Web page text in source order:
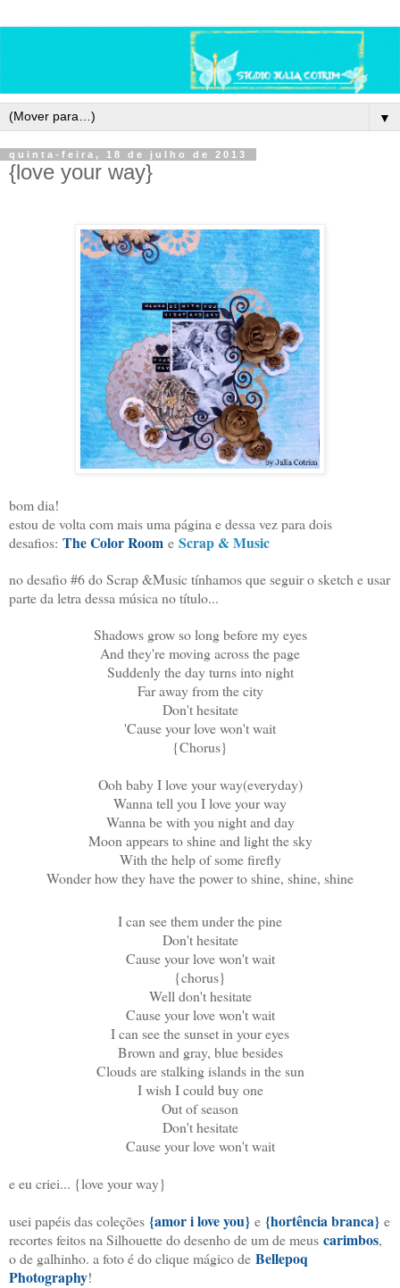
▼
quinta-feira, 18 de julho de 2013
{love your way}
bom dia!
estou de volta com mais uma página e dessa vez para dois
desafios: The Color Room e Scrap & Music
no desafio #6 do Scrap &Music tínhamos que seguir o sketch e usar
parte da letra dessa música no título...
Shadows grow so long before my eyes
And they're moving across the page
Suddenly the day turns into night
Far away from the city
Don't hesitate
'Cause your love won't wait
{Chorus}
Ooh baby I love your way(everyday)
Wanna tell you I love your way
Wanna be with you night and day
Moon appears to shine and light the sky
With the help of some firefly
Wonder how they have the power to shine, shine, shine
I can see them under the pine
Don't hesitate
Cause your love won't wait
{chorus}
Well don't hesitate
Cause your love won't wait
I can see the sunset in your eyes
Brown and gray, blue besides
Clouds are stalking islands in the sun
I wish I could buy one
Out of season
Don't hesitate
Cause your love won't wait
e eu criei... {love your way}
usei papéis das coleções {amor i love you} e {hortência branca} e
recortes feitos na Silhouette do desenho de um de meus carimbos,
o de galhinho. a foto é do clique mágico de Bellepoq
Photography!